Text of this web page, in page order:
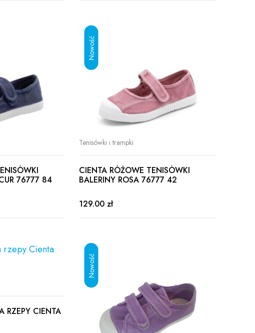
76777 84
Tenisówki i trampki
CIENTA RÓŻOWE TENISÓWKI
BALERINY ROSA 76777 42
129.00 zł
RZEPY CIENTA